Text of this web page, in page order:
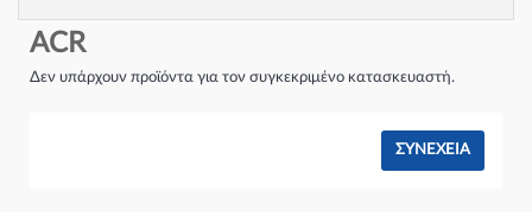
Τύπος κινητήρα:
ACR
Δεν υπάρχουν προϊόντα για τον συγκεκριμένο κατασκευαστή.
ΣΥΝΈΧΕΙΑ